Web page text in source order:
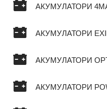
АКУМУЛАТОРИ
АКУМУЛАТОРИ
АКУМУЛАТОРИ
АКУМУЛАТОРИ